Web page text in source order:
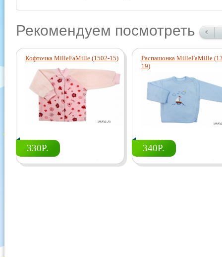
Рекомендуем посмотреть
Кофточка MilleFaMille (1502-15)
330Р.
Распашонка MilleFaMille
19)
340Р.